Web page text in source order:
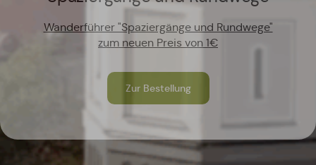
Wanderführer "Spaziergänge und Rundwege"
zum neuen Preis von 1€
Zur Bestellung